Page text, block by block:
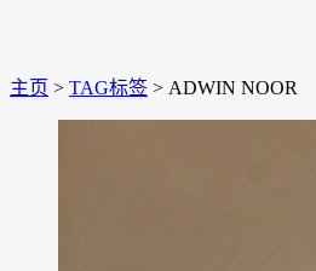
主页 > TAG标签 > ADWIN NOOR